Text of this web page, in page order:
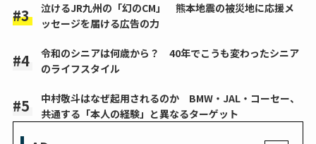
泣けるJR九州の「幻のCM」 熊本地震の被災地に応援メ
ッセージを届ける広告の力
令和のシニアは何歳から？ 40年でこうも変わったシニア
のライフスタイル
中村敬斗はなぜ起用されるのか BMW・JAL・コーセー、
共通する「本人の経験」と異なるターゲット